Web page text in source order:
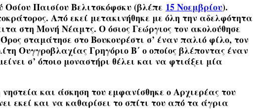
Οσίου Παισίου Βελιτσκόφσκυ (βλέπε 15 Νοεμβρίου).
Από εκεί μετακινήθηκε με όλη την αδελφότητα
στη Μονή Νέαμτς. Ο όσιος Γεώργιος τον ακολούθησε
σταμάτησε στο Βουκουρέστι σ’ έναν παλιό φίλο, τον
Ουγγροβλαχίας Γρηγόριο Β΄ ο οποίος βλέποντας έναν
σ’ όποιο μοναστήρι θέλει και να φτιάξει μία
και άσκηση του εμφανίσθηκε ο Αρχιερέας του
εκεί και να καθαρίσει το σπίτι του από τα άγρια